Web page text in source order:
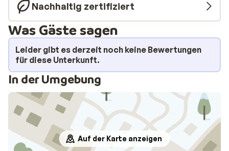
Nachhaltig zertifiziert
Was Gäste sagen
Leider gibt es derzeit noch keine Bewertungen
für diese Unterkunft.
In der Umgebung
Auf der Karte anzeigen